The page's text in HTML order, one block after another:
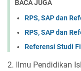
BACA JUGA
RPS, SAP dan
RPS, SAP dan
Referensi Studi
2. Ilmu Pendidikan